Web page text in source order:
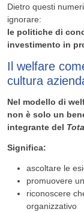
Dietro questi
ignorare:
le politiche di
investimento in
Il welfare
cultura
Nel modello di
non è solo un
integrante del
Significa:
ascoltare le
promuovere
riconoscere
organizzativo